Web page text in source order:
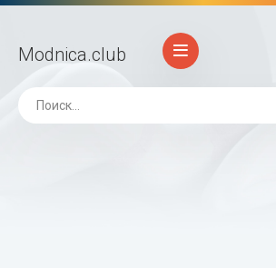
Modnica.club